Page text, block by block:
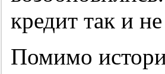
кредит так и
Помимо